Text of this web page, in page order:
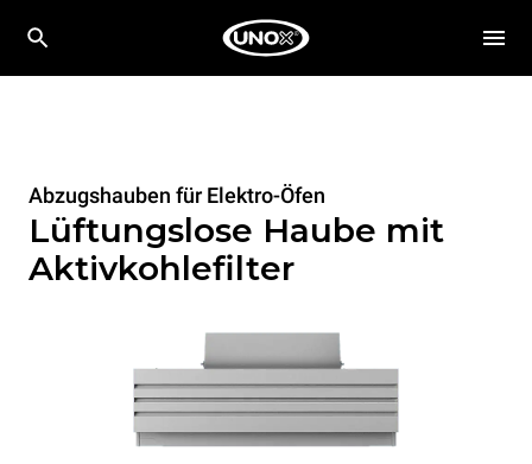
Abzugshauben für Elektro-Öfen
Lüftungslose Haube mit
Aktivkohlefilter